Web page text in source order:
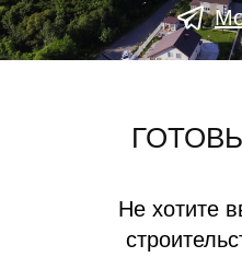
Не хотите